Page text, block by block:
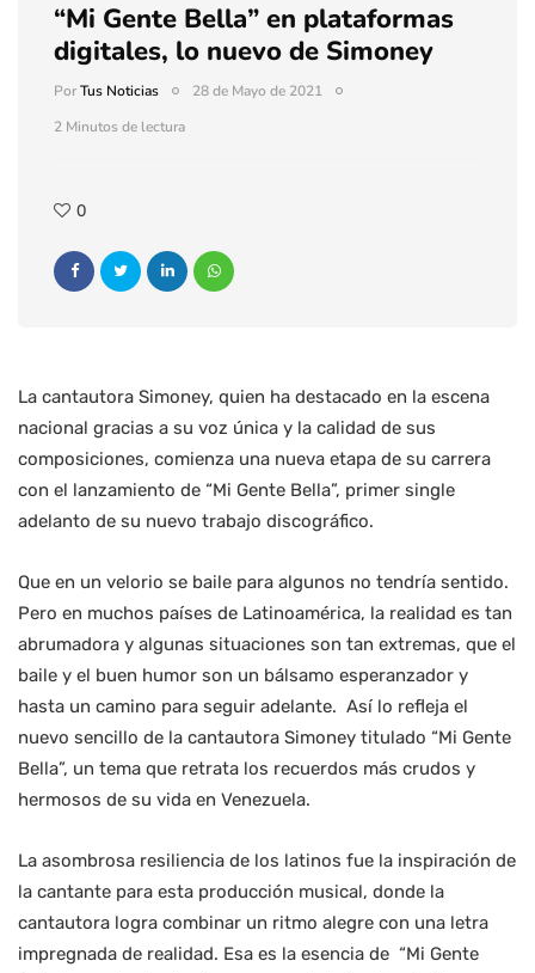
“Mi Gente Bella” en plataformas
digitales, lo nuevo de Simoney
PorTus Noticias
28 de Mayo de 2021
2 Minutos de lectura
0
La cantautora Simoney, quien ha destacado en la escena
nacional gracias a su voz única y la calidad de sus
composiciones, comienza una nueva etapa de su carrera
con el lanzamiento de “Mi Gente Bella”, primer single
adelanto de su nuevo trabajo discográfico.
Que en un velorio se baile para algunos no tendría sentido.
Pero en muchos países de Latinoamérica, la realidad es tan
abrumadora y algunas situaciones son tan extremas, que el
baile y el buen humor son un bálsamo esperanzador y
hasta un camino para seguir adelante. Así lo refleja el
nuevo sencillo de la cantautora Simoney titulado “Mi Gente
Bella”, un tema que retrata los recuerdos más crudos y
hermosos de su vida en Venezuela.
La asombrosa resiliencia de los latinos fue la inspiración de
la cantante para esta producción musical, donde la
cantautora logra combinar un ritmo alegre con una letra
impregnada de realidad. Esa es la esencia de “Mi Gente